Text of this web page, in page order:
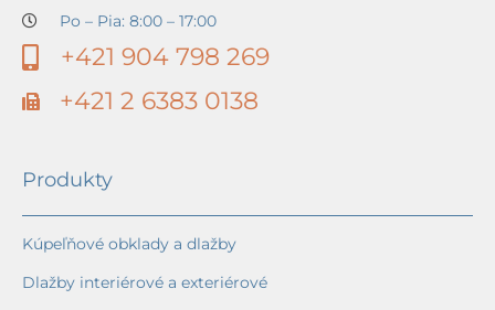
Po – Pia: 8:00 – 17:00
+421 904 798 269
+421 2 6383 0138
Produkty
Kúpeľňové obklady a dlažby
Dlažby interiérové a exteriérové